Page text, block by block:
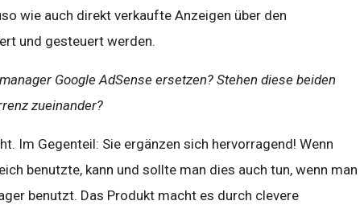
wie auch direkt verkaufte Anzeigen über den
und gesteuert werden.
Google AdSense ersetzen? Stehen diese beiden
zueinander?
Im Gegenteil: Sie ergänzen sich hervorragend! Wenn
benutzte, kann und sollte man dies auch tun, wenn man
benutzt. Das Produkt macht es durch clevere